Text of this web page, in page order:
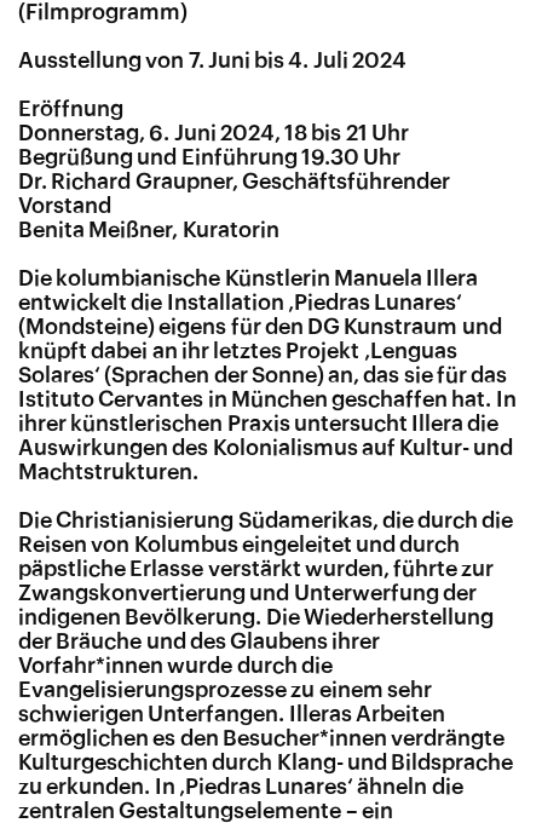
(Filmprogramm)
Ausstellung von 7. Juni bis 4. Juli 2024
Eröffnung
Donnerstag, 6. Juni 2024, 18 bis 21 Uhr
Begrüßung und Einführung 19.30 Uhr
Dr. Richard Graupner, Geschäftsführender
Vorstand
Benita Meißner, Kuratorin
Die kolumbianische Künstlerin Manuela Illera
entwickelt die Installation ‚Piedras Lunares‘
(Mondsteine) eigens für den DG Kunstraum und
knüpft dabei an ihr letztes Projekt ‚Lenguas
Solares‘ (Sprachen der Sonne) an, das sie für das
Istituto Cervantes in München geschaffen hat. In
ihrer künstlerischen Praxis untersucht Illera die
Auswirkungen des Kolonialismus auf Kultur- und
Machtstrukturen.
Die Christianisierung Südamerikas, die durch die
Reisen von Kolumbus eingeleitet und durch
päpstliche Erlasse verstärkt wurden, führte zur
Zwangskonvertierung und Unterwerfung der
indigenen Bevölkerung. Die Wiederherstellung
der Bräuche und des Glaubens ihrer
Vorfahr*innen wurde durch die
Evangelisierungsprozesse zu einem sehr
schwierigen Unterfangen. Illeras Arbeiten
ermöglichen es den Besucher*innen verdrängte
Kulturgeschichten durch Klang- und Bildsprache
zu erkunden. In ‚Piedras Lunares‘ ähneln die
zentralen Gestaltungselemente – ein